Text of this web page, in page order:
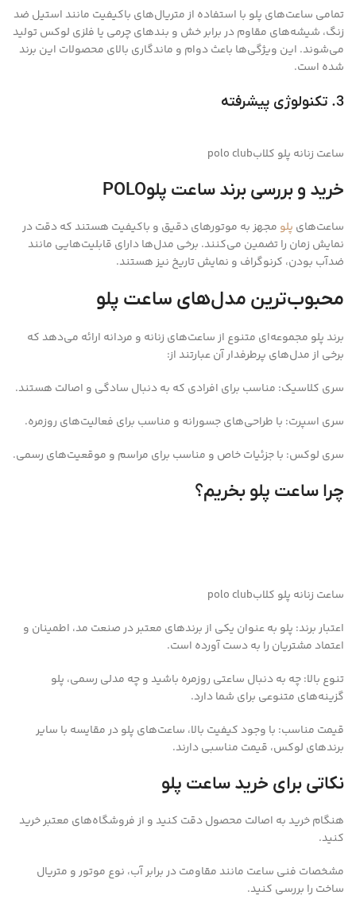
تمامی ساعت‌های پلو با استفاده از متریال‌های باکیفیت مانند استیل ضد
زنگ، شیشه‌های مقاوم در برابر خش و بندهای چرمی یا فلزی لوکس تولید
می‌شوند. این ویژگی‌ها باعث دوام و ماندگاری بالای محصولات این برند
شده است.
3. تکنولوژی پیشرفته
ساعت زنانه پلو کلابpolo club
خرید و بررسی برند ساعت پلوPOLO
ساعت‌های پلو مجهز به موتورهای دقیق و باکیفیت هستند که دقت در
نمایش زمان را تضمین می‌کنند. برخی مدل‌ها دارای قابلیت‌هایی مانند
ضدآب بودن، کرنوگراف و نمایش تاریخ نیز هستند.
محبوب‌ترین مدل‌های ساعت پلو
برند پلو مجموعه‌ای متنوع از ساعت‌های زنانه و مردانه ارائه می‌دهد که
برخی از مدل‌های پرطرفدار آن عبارتند از:
سری کلاسیک: مناسب برای افرادی که به دنبال سادگی و اصالت هستند.
سری اسپرت: با طراحی‌های جسورانه و مناسب برای فعالیت‌های روزمره.
سری لوکس: با جزئیات خاص و مناسب برای مراسم و موقعیت‌های رسمی.
چرا ساعت پلو بخریم؟
ساعت زنانه پلو کلابpolo club
اعتبار برند: پلو به عنوان یکی از برندهای معتبر در صنعت مد، اطمینان و
اعتماد مشتریان را به دست آورده است.
تنوع بالا: چه به دنبال ساعتی روزمره باشید و چه مدلی رسمی، پلو
گزینه‌های متنوعی برای شما دارد.
قیمت مناسب: با وجود کیفیت بالا، ساعت‌های پلو در مقایسه با سایر
برندهای لوکس، قیمت مناسبی دارند.
نکاتی برای خرید ساعت پلو
هنگام خرید به اصالت محصول دقت کنید و از فروشگاه‌های معتبر خرید
کنید.
مشخصات فنی ساعت مانند مقاومت در برابر آب، نوع موتور و متریال
ساخت را بررسی کنید.